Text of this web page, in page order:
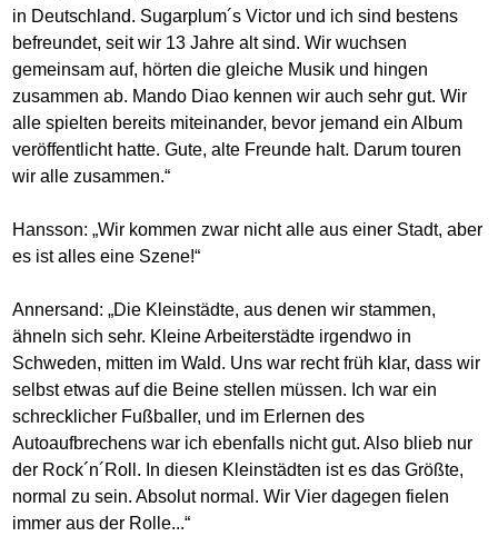
in Deutschland. Sugarplum´s Victor und ich sind bestens
befreundet, seit wir 13 Jahre alt sind. Wir wuchsen
gemeinsam auf, hörten die gleiche Musik und hingen
zusammen ab. Mando Diao kennen wir auch sehr gut. Wir
alle spielten bereits miteinander, bevor jemand ein Album
veröffentlicht hatte. Gute, alte Freunde halt. Darum touren
wir alle zusammen.“
Hansson: „Wir kommen zwar nicht alle aus einer Stadt, aber
es ist alles eine Szene!“
Annersand: „Die Kleinstädte, aus denen wir stammen,
ähneln sich sehr. Kleine Arbeiterstädte irgendwo in
Schweden, mitten im Wald. Uns war recht früh klar, dass wir
selbst etwas auf die Beine stellen müssen. Ich war ein
schrecklicher Fußballer, und im Erlernen des
Autoaufbrechens war ich ebenfalls nicht gut. Also blieb nur
der Rock´n´Roll. In diesen Kleinstädten ist es das Größte,
normal zu sein. Absolut normal. Wir Vier dagegen fielen
immer aus der Rolle...“